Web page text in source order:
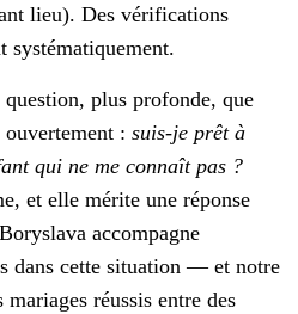
lieu). Des vérifications
systématiquement.
plus profonde, que
ouvertement : suis-je prêt à
qui ne me connaît pas ?
et elle mérite une réponse
accompagne
dans cette situation — et notre
mariages réussis entre des